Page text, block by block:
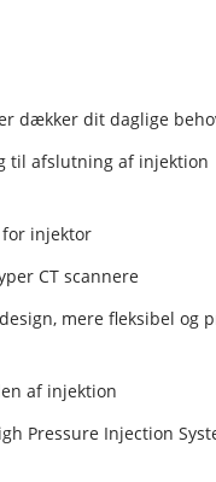
dækker dit daglige
til afslutning af injektion
for injektor
CT scannere
mere fleksibel og
af injektion
Pressure Injection